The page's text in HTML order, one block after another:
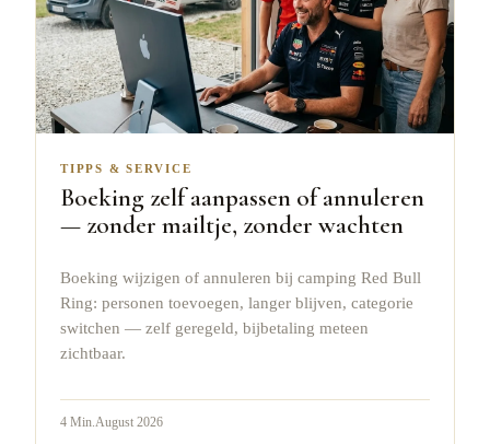
TIPPS & SERVICE
Boeking zelf aanpassen of annuleren
— zonder mailtje, zonder wachten
Boeking wijzigen of annuleren bij camping Red Bull
Ring: personen toevoegen, langer blijven, categorie
switchen — zelf geregeld, bijbetaling meteen
zichtbaar.
4 Min.August 2026